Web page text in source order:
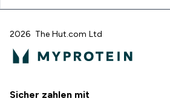
2026 The Hut.com Ltd
Sicher zahlen mit